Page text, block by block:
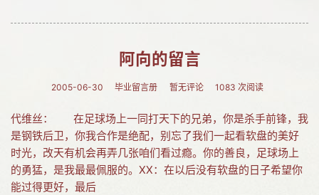
阿向的留言
2005-06-30 毕业留言册 暂无评论 1083 次阅读
代维丝： 在足球场上一同打天下的兄弟，你是杀手前锋，我
是钢铁后卫，你我合作是绝配，别忘了我们一起看软盘的美好
时光，改天有机会再弄几张咱们看过瘾。你的善良，足球场上
的勇猛，是我最最佩服的。XX：在以后没有软盘的日子希望你
能过得更好，最后